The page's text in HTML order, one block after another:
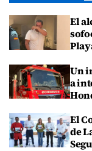
El
Un
a
El
de